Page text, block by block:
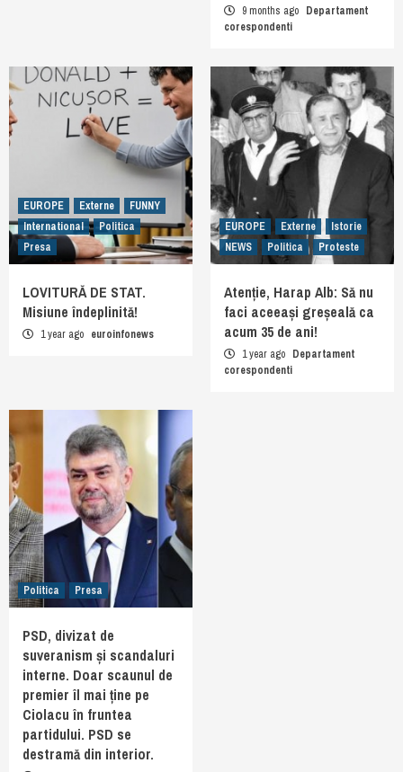
9 months ago Departament
corespondenti
EUROPE Externe
FUNNY
International
Politica
Presa
LOVITURĂ DE STAT.
Misiune îndeplinită!
1 year ago euroinfonews
EUROPE Externe
Istorie
NEWS
Politica Proteste
Atenție, Harap Alb: Să nu
faci aceeași greșeală ca
acum 35 de ani!
1 year ago Departament
corespondenti
Politica Presa
PSD, divizat de
suveranism și scandaluri
interne. Doar scaunul de
premier îl mai ține pe
Ciolacu în fruntea
partidului. PSD se
destramă din interior.